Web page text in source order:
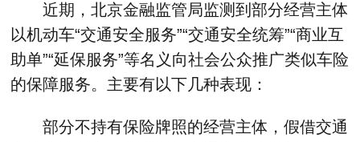
近期，北京金融监管局监测到部分经营主体
以机动车“交通安全服务”“交通安全统筹”“商业互
助单”“延保服务”等名义向社会公众推广类似车险
的保障服务。主要有以下几种表现：
部分不持有保险牌照的经营主体，假借交通